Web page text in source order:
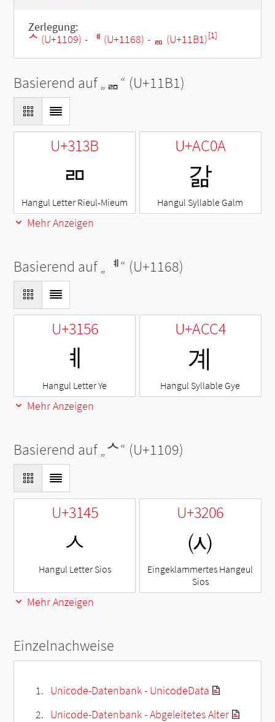
Zerlegung:
ᄉ (U+1109) - ᅨ (U+1168) - ᆱ (U+11B1)[1]
Basierend auf „ᆱ“ (U+11B1)
U+313B
ㄻ
Hangul Letter Rieul-Mieum
U+AC0A
갊
Hangul Syllable Galm
Mehr Anzeigen
Basierend auf „ ᅨ“ (U+1168)
U+3156
ㅖ
Hangul Letter Ye
U+ACC4
계
Hangul Syllable Gye
Mehr Anzeigen
Basierend auf „ᄉ“ (U+1109)
U+3145
ㅅ
Hangul Letter Sios
U+3206
㈆
Eingeklammertes Hangeul
Sios
Mehr Anzeigen
Einzelnachweise
Unicode-Datenbank - UnicodeData
Unicode-Datenbank - Abgeleitetes Alter